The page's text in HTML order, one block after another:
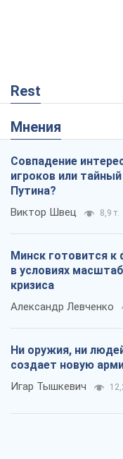
Rest
Мнения
Совпадение
игроков или
Путина?
Виктор Швец 8,9 т.
Минск готовится к
в условиях
кризиса
Александр Левченко
Ни оружия, ни
создает новую
Игар Тышкевич